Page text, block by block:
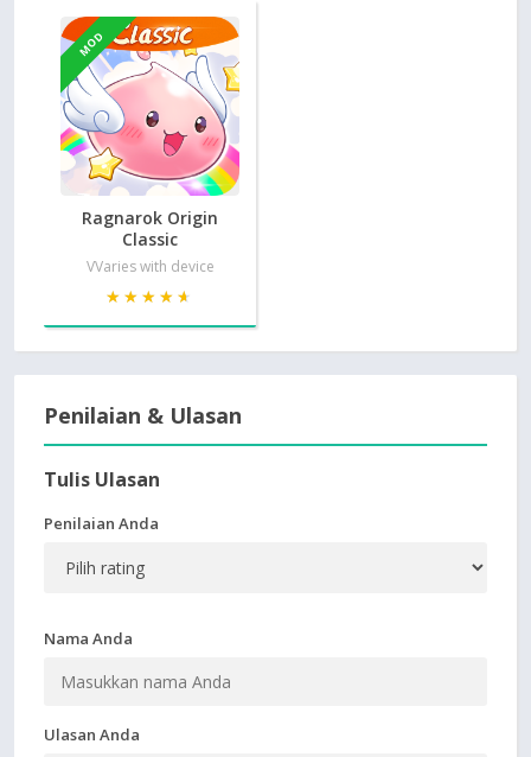
MOD
Ragnarok Origin
Classic
VVaries with device
★★★★★
★★★★★
Penilaian & Ulasan
Tulis Ulasan
Penilaian Anda
Nama Anda
Ulasan Anda